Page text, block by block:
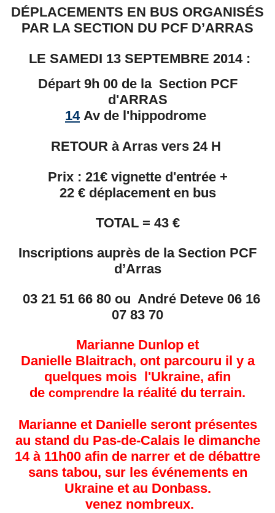
DÉPLACEMENTS EN BUS ORGANISÉS
PAR LA SECTION DU PCF D’ARRAS
LE SAMEDI 13 SEPTEMBRE 2014 :
Départ 9h 00 de la Section PCF
d'ARRAS
14Av de l'hippodrome
RETOUR à Arras vers 24 H
Prix : 21€ vignette d'entrée +
22 € déplacement en bus
TOTAL = 43 €
Inscriptions auprès de la Section PCF
d’Arras
03 21 51 66 80 ou André Deteve 06 16
07 83 70
Marianne Dunlop et
Danielle Blaitrach, ont parcouru il y a
quelques mois l'Ukraine, afin
de comprendre la réalité du terrain.
Marianne et Danielle seront présentes
au stand du Pas-de-Calais le dimanche
14 à 11h00 afin de narrer et de débattre
sans tabou, sur les événements en
Ukraine et au Donbass.
venez nombreux.